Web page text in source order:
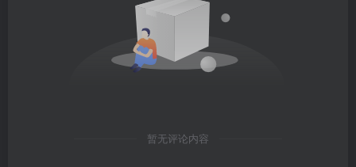
暂无评论内容